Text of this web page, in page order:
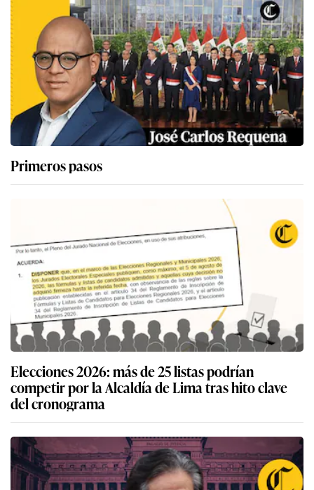
Primeros pasos
Elecciones 2026: más de 25 listas podrían
competir por la Alcaldía de Lima tras hito clave
del cronograma